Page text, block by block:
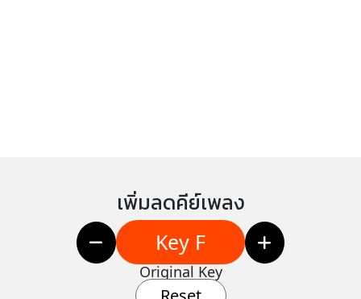
เพิ่มลดคีย์เพลง
Key F
Original Key